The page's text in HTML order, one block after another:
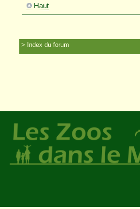
Haut
Index du forum